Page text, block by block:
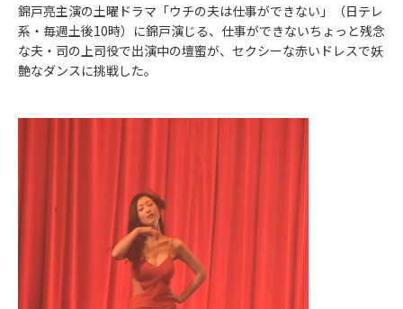
錦戸亮主演の土曜ドラマ「ウチの夫は仕事ができない」（日テレ
系・毎週土後10時）に錦戸演じる、仕事ができないちょっと残念
な夫・司の上司役で出演中の壇蜜が、セクシーな赤いドレスで妖
艶なダンスに挑戦した。